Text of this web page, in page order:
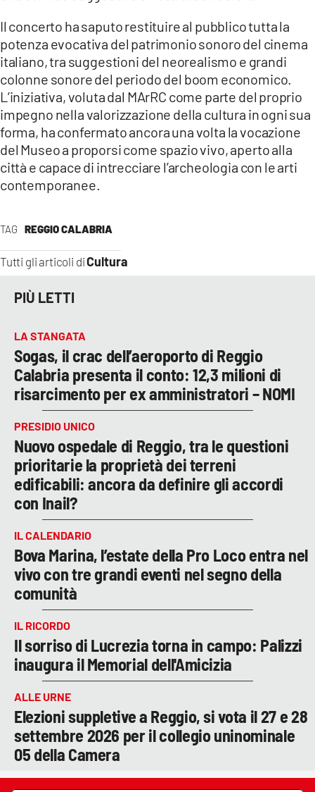
TAG REGGIO CALABRIA
Tutti gli articoli diCultura
Il concerto ha saputo restituire al pubblico tutta la
potenza evocativa del patrimonio sonoro del cinema
italiano, tra suggestioni del neorealismo e grandi
colonne sonore del periodo del boom economico.
L’iniziativa, voluta dal MArRC come parte del proprio
impegno nella valorizzazione della cultura in ogni sua
forma, ha confermato ancora una volta la vocazione
del Museo a proporsi come spazio vivo, aperto alla
città e capace di intrecciare l’archeologia con le arti
contemporanee.
PIÙ LETTI
LA STANGATA
Sogas, il crac dell’aeroporto di Reggio
Calabria presenta il conto: 12,3 milioni di
risarcimento per ex amministratori – NOMI
PRESIDIO UNICO
Nuovo ospedale di Reggio, tra le questioni
prioritarie la proprietà dei terreni
edificabili: ancora da definire gli accordi
con Inail?
IL CALENDARIO
Bova Marina, l’estate della Pro Loco entra nel
vivo con tre grandi eventi nel segno della
comunità
IL RICORDO
Il sorriso di Lucrezia torna in campo: Palizzi
inaugura il Memorial dell'Amicizia
ALLE URNE
Elezioni suppletive a Reggio, si vota il 27 e 28
settembre 2026 per il collegio uninominale
05 della Camera